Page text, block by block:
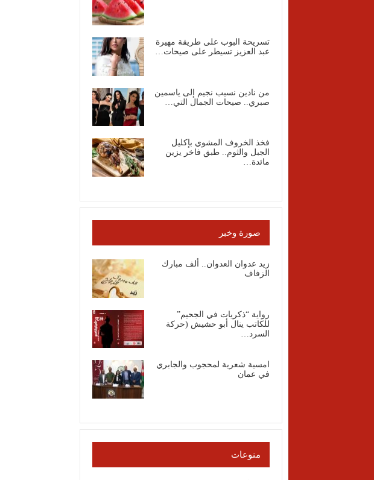
تسريحة البوب على طريقة مهيرة
عبد العزيز تسيطر على صيحات…
من نادين نسيب نجيم إلى ياسمين
صبري.. صيحات الجمال التي…
فخذ الخروف المشوي بإكليل
الجبل والثوم.. طبق فاخر يزين
مائدة…
صورة وخبر
زيد عدوان العدوان.. ألف مبارك
الزفاف
رواية “ذكريات في الجحيم”
للكاتب ينال أبو حشيش (حركة
السرد…
امسية شعرية لمحجوب والجابري
في عمان
منوعات